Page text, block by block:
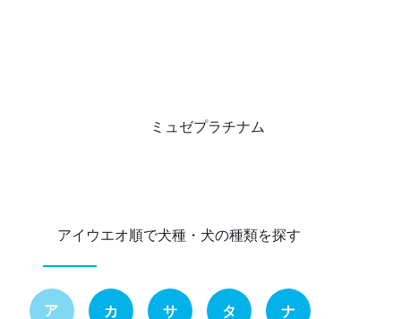
ミュゼプラチナム
アイウエオ順で犬種・犬の種類を探す
ア カ サ タ ナ